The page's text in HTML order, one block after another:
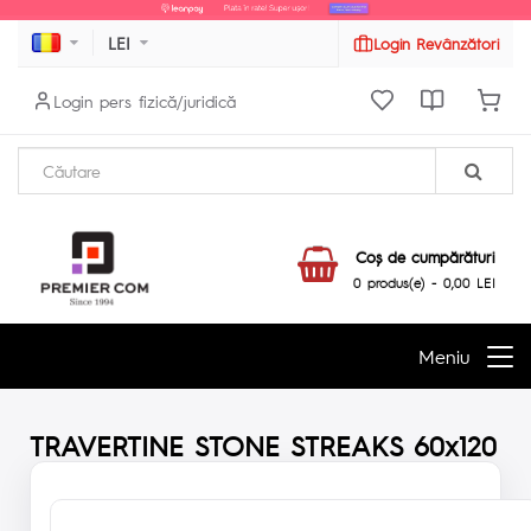
LEI Login Revânzători
Login pers fizică/juridică
Coş de cumpărături
0 produs(e) - 0,00 LEI
Meniu
TRAVERTINE STONE STREAKS 60x120